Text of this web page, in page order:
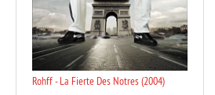
Rohff - La Fierte Des Notres (2004)